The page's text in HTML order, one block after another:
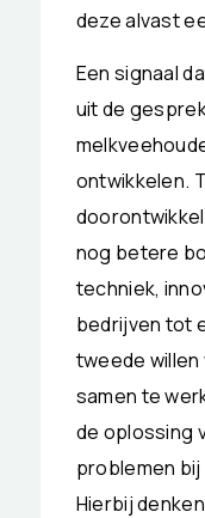
deze alvast
Een signaal
uit de
ontwikkelen.
nog betere
techniek,
bedrijven tot
tweede
samen te
de oplossing
problemen
Hierbij